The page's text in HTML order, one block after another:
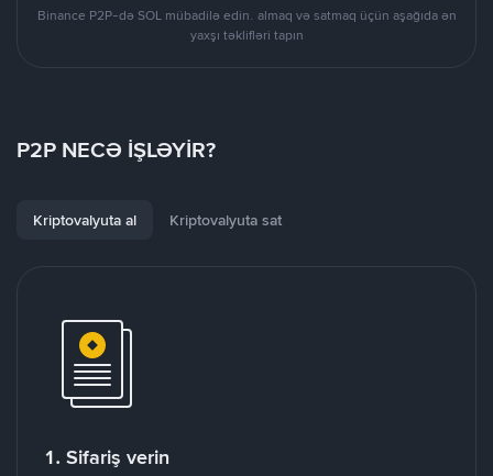
Binance P2P-də SOL mübadilə edin. almaq və satmaq üçün aşağıda ən
yaxşı təklifləri tapın
P2P NECƏ İŞLƏYİR?
Kriptovalyuta al Kriptovalyuta sat
1. Sifariş verin